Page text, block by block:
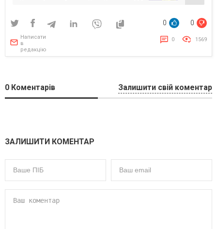
0 0
Написати
в
редакцію
0 1569
0 Коментарів Залишити свій коментар
ЗАЛИШИТИ КОМЕНТАР